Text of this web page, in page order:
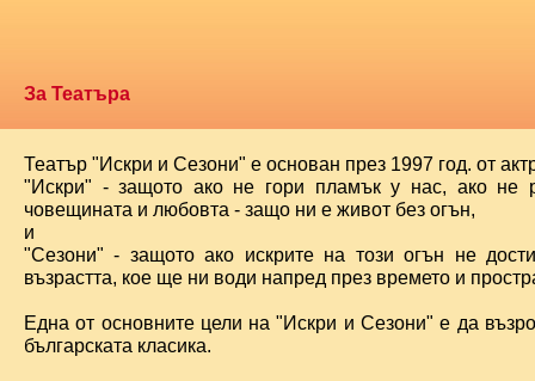
За Театъра
Театър "Искри и Сезони" е основан през 1997 год. от
"Искри" - защото ако не гори пламък у нас, ако не
човещината и любовта - защо ни е живот без огън,
и
"Сезони" - защото ако искрите на този огън не
възрастта, кое ще ни води напред през времето и
Една от основните цели на "Искри и Сезони" е да
българската класика.